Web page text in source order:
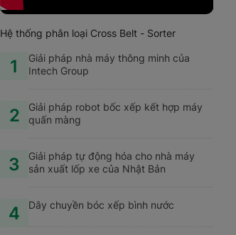
Hệ thống phân loại Cross Belt - Sorter
1
Giải pháp nhà máy thông minh của
Intech Group
2
Giải pháp robot bốc xếp kết hợp máy
quấn màng
3
Giải pháp tự động hóa cho nhà máy
sản xuất lốp xe của Nhật Bản
4 Dây chuyền bóc xếp bình nước